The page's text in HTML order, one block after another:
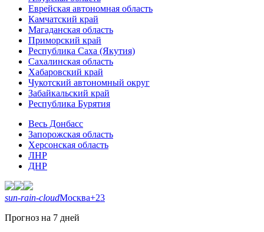
Еврейская автономная область
Камчатский край
Магаданская область
Приморский край
Республика Саха (Якутия)
Сахалинская область
Хабаровский край
Чукотский автономный округ
Забайкальский край
Республика Бурятия
Весь Донбасс
Запорожская область
Херсонская область
ЛНР
ДНР
sun-rain-cloudМосква+23
Прогноз на 7 дней